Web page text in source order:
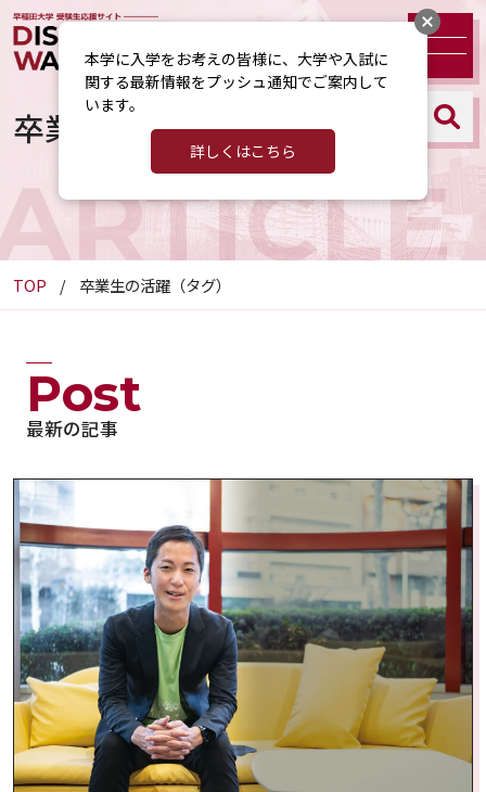
卒業生の活躍（タグ）
TOP 卒業生の活躍（タグ）
最新の記事
Post
本学に入学をお考えの皆様に、大学や入試に
関する最新情報をプッシュ通知でご案内して
います。
詳しくはこちら